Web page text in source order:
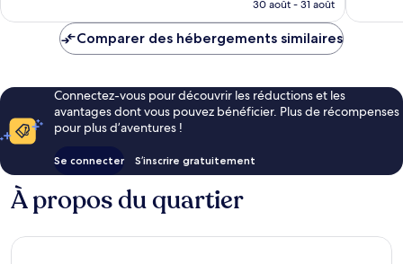
de
30 août - 31 août
Comparer des hébergements similaires
Connectez-vous pour découvrir les réductions et les
avantages dont vous pouvez bénéficier. Plus de récompenses
pour plus d’aventures !
Se connecter S’inscrire gratuitement
À propos du quartier